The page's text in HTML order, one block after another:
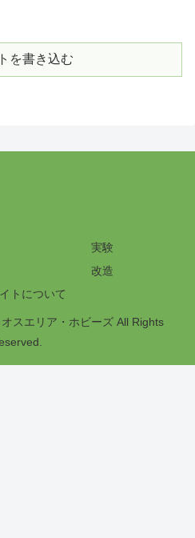
を書き込む
実験
改造
トについて
スエリア・ホビーズ All Rights